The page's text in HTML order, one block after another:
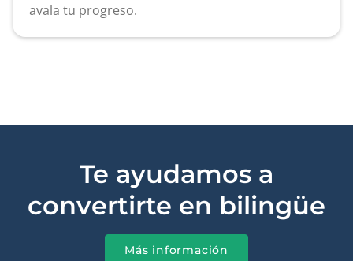
avala tu progreso.
Te ayudamos a
convertirte en bilingüe
Más información